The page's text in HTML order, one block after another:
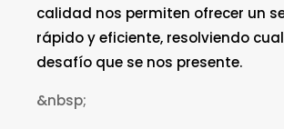
calidad nos permiten ofrecer un
rápido y eficiente, resolviendo
desafío que se nos presente.
&nbsp;